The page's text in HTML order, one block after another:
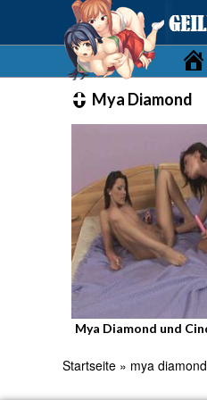
Mya Diamond
Startseite» mya diamond